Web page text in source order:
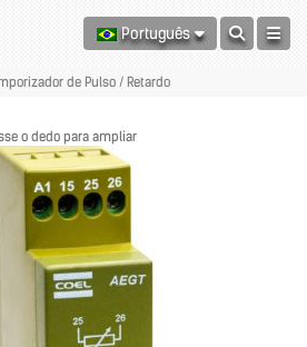
Português
de Pulso / Retardo
o dedo para ampliar